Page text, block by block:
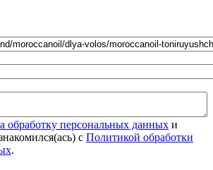
обработку персональных данных и
с Политикой обработки
.